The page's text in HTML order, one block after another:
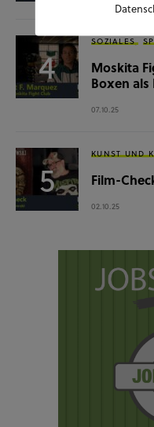
SOZIALES
Moskita
Boxen
07.10.25
KUNST UND
Film-
02.10.25